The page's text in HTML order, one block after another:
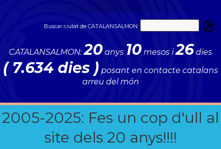
Buscar ciutat de CATALANSALMON:
CATALANSALMON:20 anys 10 mesos i26 dies
( 7.634 dies ) posant en contacte catalans
arreu del món
2005-2025: Fes un cop d'ull al
site dels 20 anys!!!!